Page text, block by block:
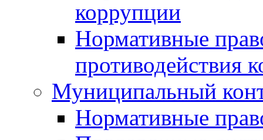
коррупции
Нормативные
противодействия
Муниципальный
Нормативные